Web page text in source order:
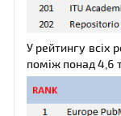
У рейтингу всіх
поміж понад 4,6